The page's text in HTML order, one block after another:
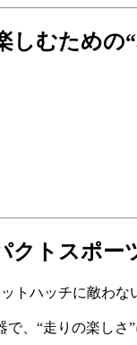
しむための
クトスポー
トハッチに敵わな
で、“走りの楽しさ